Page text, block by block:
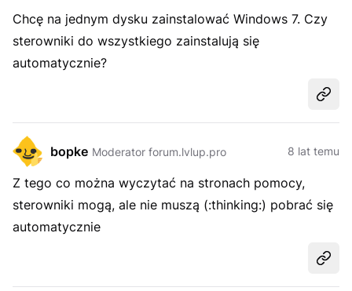
Chcę na jednym dysku zainstalować Windows 7. Czy
sterowniki do wszystkiego zainstalują się
automatycznie?
bopke Moderator forum.lvlup.pro 8 lat temu
Z tego co można wyczytać na stronach pomocy,
sterowniki mogą, ale nie muszą (:thinking:) pobrać się
automatycznie